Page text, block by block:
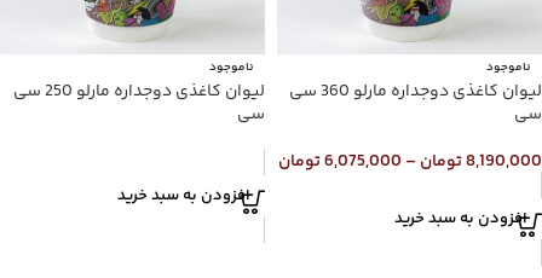
ناموجود
لیوان کاغذی دوجداره مارلو 360 سی
سی
8,190,000تومان –
6,075,000تومان
افزودن به سبد خرید
ناموجود
لیوان کاغذی دوجداره مارلو 250 سی
سی
افزودن به سبد خرید